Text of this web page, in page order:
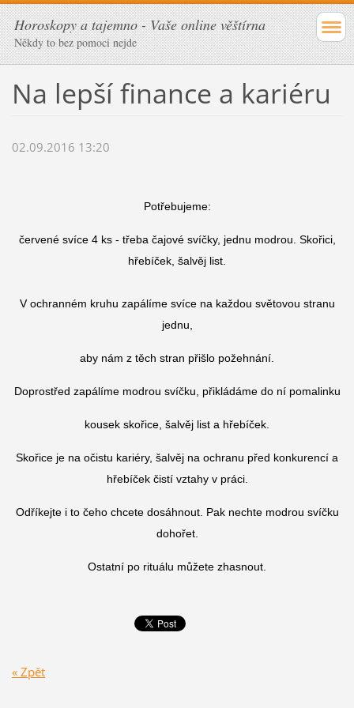
Horoskopy a tajemno - Vaše online věštírna
Někdy to bez pomoci nejde
Na lepší finance a kariéru
02.09.2016 13:20
Potřebujeme:
červené svíce 4 ks - třeba čajové svíčky, jednu modrou. Skořici,
hřebíček, šalvěj list.
V ochranném kruhu zapálíme svíce na každou světovou stranu
jednu,
aby nám z těch stran přišlo požehnání.
Doprostřed zapálíme modrou svíčku, přikládáme do ní pomalinku
kousek skořice, šalvěj list a hřebíček.
Skořice je na očistu kariéry, šalvěj na ochranu před konkurencí a
hřebíček čistí vztahy v práci.
Odříkejte i to čeho chcete dosáhnout. Pak nechte modrou svíčku
dohořet.
Ostatní po rituálu můžete zhasnout.
« Zpět